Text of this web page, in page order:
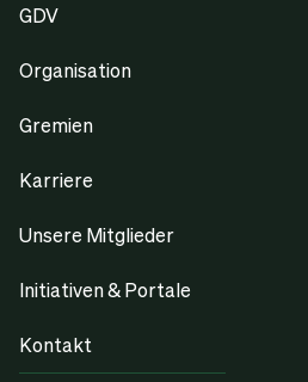
GDV
Organisation
Gremien
Karriere
Unsere Mitglieder
Initiativen & Portale
Kontakt